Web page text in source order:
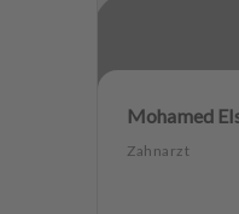
Mohamed
Zahnarzt